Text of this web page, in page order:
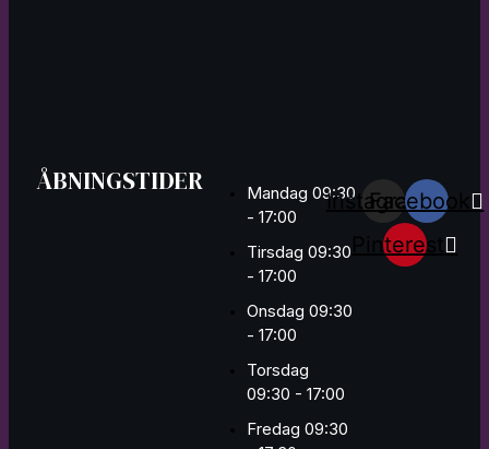
ÅBNINGSTIDER
Mandag 09:30
- 17:00
Tirsdag 09:30
- 17:00
Onsdag 09:30
- 17:00
Torsdag
09:30 - 17:00
Fredag 09:30
Instagram
Facebook
Pinterest